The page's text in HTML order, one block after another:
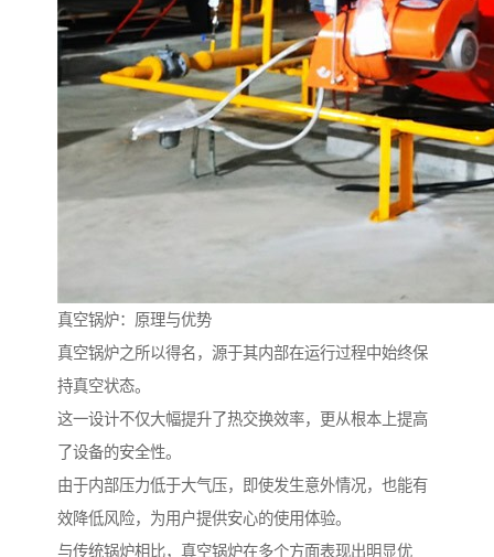
真空锅炉：原理与优势
真空锅炉之所以得名，源于其内部在运行过程中始终保
持真空状态。
这一设计不仅大幅提升了热交换效率，更从根本上提高
了设备的安全性。
由于内部压力低于大气压，即使发生意外情况，也能有
效降低风险，为用户提供安心的使用体验。
与传统锅炉相比，真空锅炉在多个方面表现出明显优